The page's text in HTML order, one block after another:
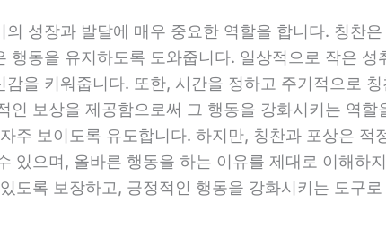
의 성장과 발달에 매우 중요한 역할을 합니다. 칭찬
행동을 유지하도록 도와줍니다. 일상적으로 작은
감을 키워줍니다. 또한, 시간을 정하고 주기적으로
인 보상을 제공함으로써 그 행동을 강화시키는 역
주 보이도록 유도합니다. 하지만, 칭찬과 포상은
있으며, 올바른 행동을 하는 이유를 제대로 이해하
도록 보장하고, 긍정적인 행동을 강화시키는 도구